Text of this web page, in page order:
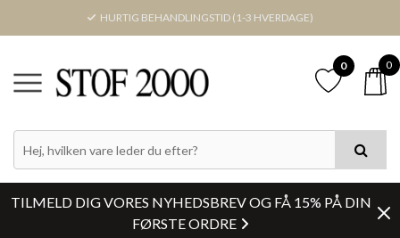
HURTIG BEHANDLINGSTID (1-3 HVERDAGE)
0 0
TILMELD DIG VORES NYHEDSBREV OG FÅ 15% PÅ DIN
FØRSTE ORDRE